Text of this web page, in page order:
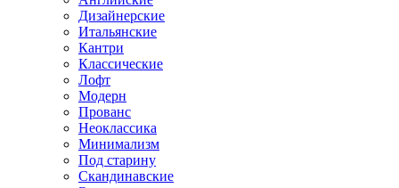
Дизайнерские
Итальянские
Кантри
Классические
Лофт
Модерн
Прованс
Неоклассика
Минимализм
Под старину
Скандинавские